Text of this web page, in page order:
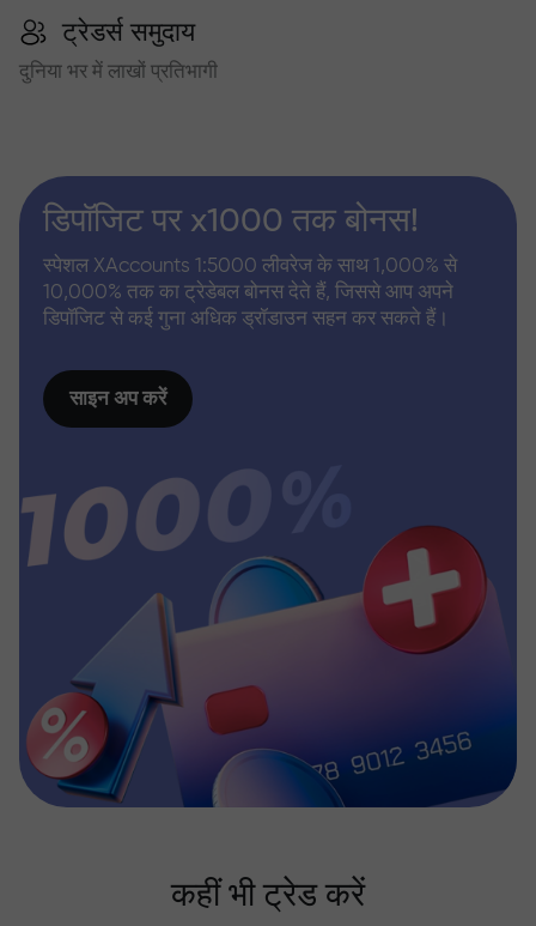
ट्रेडर्स समुदाय
दुनिया भर में लाखों प्रतिभागी
डिपॉजिट पर x1000 तक बोनस!
स्पेशल XAccounts 1:5000 लीवरेज के साथ 1,000% से
10,000% तक का ट्रेडेबल बोनस देते हैं, जिससे आप अपने
डिपॉजिट से कई गुना अधिक ड्रॉडाउन सहन कर सकते हैं।
साइन अप करें
कहीं भी ट्रेड करें